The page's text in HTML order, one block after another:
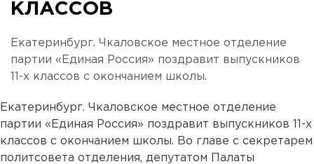
КЛАССОВ
Екатеринбург. Чкаловское местное отделение
партии «Единая Россия» поздравит выпускников
11-х классов с окончанием школы.
Екатеринбург. Чкаловское местное отделение
партии «Единая Россия» поздравит выпускников 11-х
классов с окончанием школы. Во главе с секретарем
политсовета отделения, депутатом Палаты